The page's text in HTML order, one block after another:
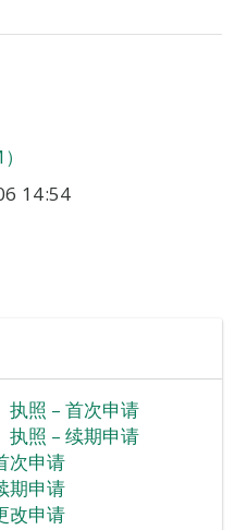
14:54
执照 – 首次申请
执照 – 续期申请
次申请
期申请
改申请